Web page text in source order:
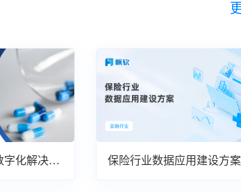
字化解决方
保险行业数据应用建设方案